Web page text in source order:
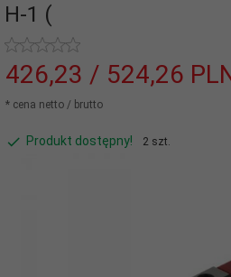
H-1 (
426,23 / 524,26
* cena netto / brutto
Produkt dostępny! 2 szt.